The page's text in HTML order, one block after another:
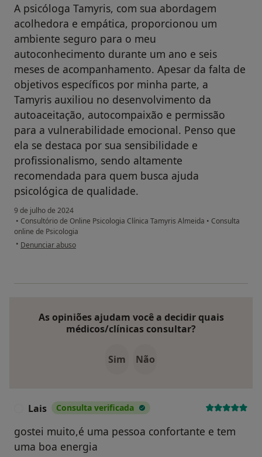
A psicóloga Tamyris, com sua abordagem
acolhedora e empática, proporcionou um
ambiente seguro para o meu
autoconhecimento durante um ano e seis
meses de acompanhamento. Apesar da falta de
objetivos específicos por minha parte, a
Tamyris auxiliou no desenvolvimento da
autoaceitação, autocompaixão e permissão
para a vulnerabilidade emocional. Penso que
ela se destaca por sua sensibilidade e
profissionalismo, sendo altamente
recomendada para quem busca ajuda
psicológica de qualidade.
9 de julho de 2024
• Consultório de Online Psicologia Clínica Tamyris Almeida • Consulta
online de Psicologia
• na opinião do utilizador Ana Flor
Denunciar abuso
As opiniões ajudam você a decidir quais
médicos/clínicas consultar?
Sim Não
Lais Consulta verificada
gostei muito,é uma pessoa confortante e tem
uma boa energia